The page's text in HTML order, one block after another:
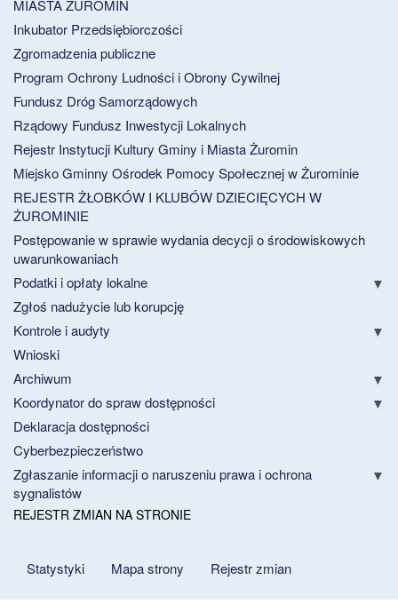
MIASTA ŻUROMIN
Inkubator Przedsiębiorczości
Zgromadzenia publiczne
Program Ochrony Ludności i Obrony Cywilnej
Fundusz Dróg Samorządowych
Rządowy Fundusz Inwestycji Lokalnych
Rejestr Instytucji Kultury Gminy i Miasta Żuromin
Miejsko Gminny Ośrodek Pomocy Społecznej w Żurominie
REJESTR ŻŁOBKÓW I KLUBÓW DZIECIĘCYCH W
ŻUROMINIE
Postępowanie w sprawie wydania decycji o środowiskowych
uwarunkowaniach
Podatki i opłaty lokalne
Zgłoś nadużycie lub korupcję
Kontrole i audyty
Wnioski
Archiwum
Koordynator do spraw dostępności
Deklaracja dostępności
Cyberbezpieczeństwo
Zgłaszanie informacji o naruszeniu prawa i ochrona
sygnalistów
REJESTR ZMIAN NA STRONIE
Statystyki Mapa strony Rejestr zmian